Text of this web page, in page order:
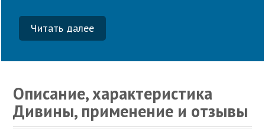
Читать далее
Описание, характеристика
Дивины, применение и отзывы